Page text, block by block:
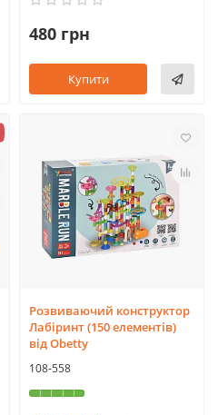
480 грн
Купити
Розвиваючий конструктор
Лабіринт (150 елементів)
від Obetty
108-558